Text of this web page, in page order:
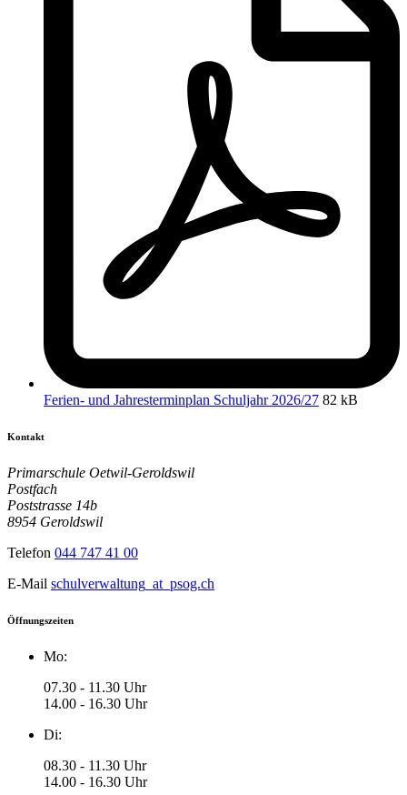
Ferien- und Jahresterminplan Schuljahr 2026/27 82 kB
Kontakt
Primarschule Oetwil-Geroldswil
Postfach
Poststrasse 14b
8954 Geroldswil
Telefon 044 747 41 00
E-Mail schulverwaltung _at_ psog.ch
Öffnungszeiten
Mo:
07.30 - 11.30 Uhr
14.00 - 16.30 Uhr
Di:
08.30 - 11.30 Uhr
14.00 - 16.30 Uhr